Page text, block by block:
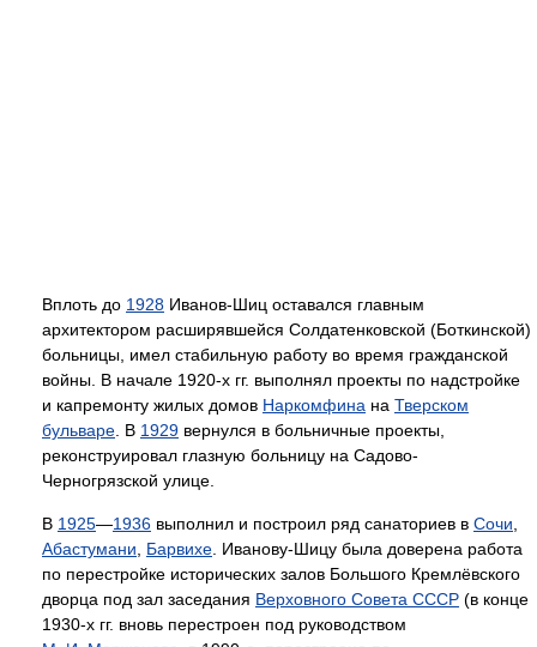
Вплоть до 1928 Иванов-Шиц оставался главным
архитектором расширявшейся Солдатенковской (Боткинской)
больницы, имел стабильную работу во время гражданской
войны. В начале 1920-х гг. выполнял проекты по надстройке
и капремонту жилых домов Наркомфина на Тверском
бульваре . В 1929 вернулся в больничные проекты,
реконструировал глазную больницу на Садово-
Черногрязской улице.
В 1925—1936 выполнил и построил ряд санаториев в Сочи
Абастумани
Барвихе . Иванову-Шицу была доверена работа
по перестройке исторических залов Большого Кремлёвского
дворца под зал заседания Верховного Совета СССР (в конце
1930-x гг. вновь перестроен под руководством